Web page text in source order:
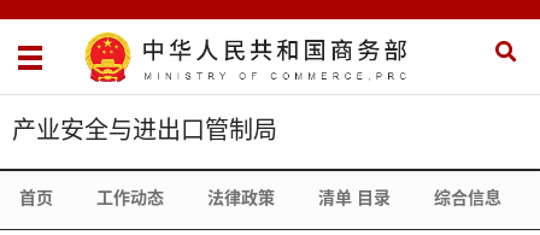
产业安全与进出口管制局
首页 工作动态 法律政策 清单 目录 综合信息